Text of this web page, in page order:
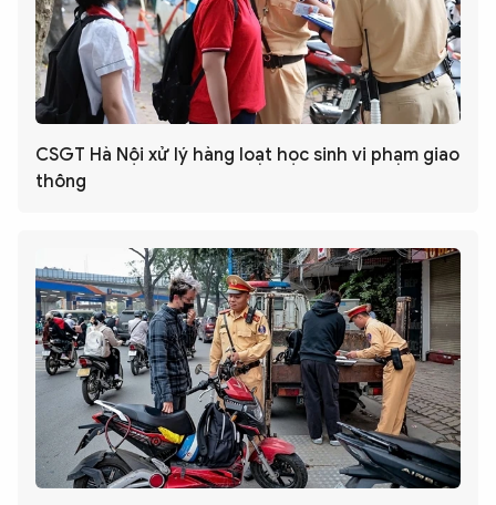
CSGT Hà Nội xử lý hàng loạt học sinh vi phạm giao
thông